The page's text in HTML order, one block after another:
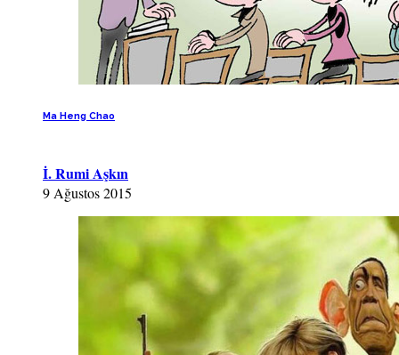
Ma Heng Chao
İ. Rumi Aşkın
9 Ağustos 2015